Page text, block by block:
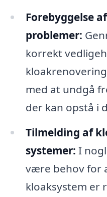
Forebyggelse
problemer:
korrekt
med at undgå
der kan opstå i
Tilmelding af
systemer: I
være behov for
kloaksystem er